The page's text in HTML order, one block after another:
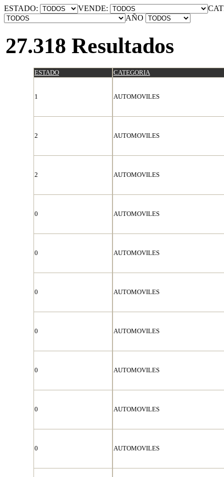
ESTADO: VENDE:
AÑO
27.318 Resultados
ESTADO CATEGORIA
1 AUTOMOVILES
2 AUTOMOVILES
2 AUTOMOVILES
0 AUTOMOVILES
0 AUTOMOVILES
0 AUTOMOVILES
0 AUTOMOVILES
0 AUTOMOVILES
0 AUTOMOVILES
0 AUTOMOVILES